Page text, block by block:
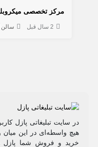
2 سال قبل سالن
در سایت تبلیغاتی پازل
هیچ واسطه‌ای در این میان
خرید و فروشِ شما پازل